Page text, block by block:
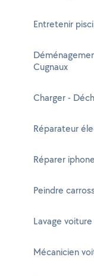
Entretenir
Cugnaux
Charger -
Réparateur
Réparer
Peindre
Lavage
Mécanicien